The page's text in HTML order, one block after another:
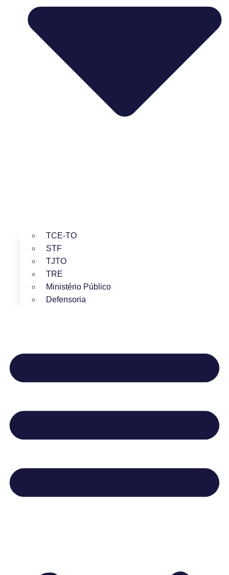
TCE-TO
STF
TJTO
TRE
Ministério Público
Defensoria